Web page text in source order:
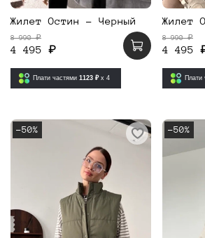
Жилет Остин - Черный
8 990 ₽
4 495 ₽
Плати частями 1123 ₽ x 4
Жилет
8 990 ₽
4 495
Плати
-50% -50%